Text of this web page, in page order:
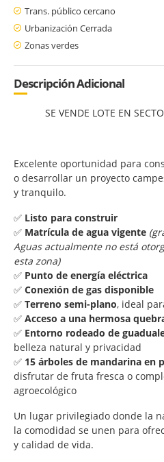
Trans. público cercano
Urbanización Cerrada
Zonas verdes
Descripción Adicional
SE VENDE LOTE EN
Excelente oportunidad para
o desarrollar un proyecto
y tranquilo.
✅ Listo para construir
✅ Matrícula de agua vigente
Aguas actualmente no está
esta zona)
✅ Punto de energía eléctrica
✅ Conexión de gas disponible
✅ Terreno semi-plano, ideal
✅ Acceso a una hermosa
✅ Entorno rodeado de
belleza natural y privacidad
✅ 15 árboles de mandarina en
disfrutar de fruta fresca o
agroecológico
Un lugar privilegiado donde la
la comodidad se unen para
y calidad de vida.